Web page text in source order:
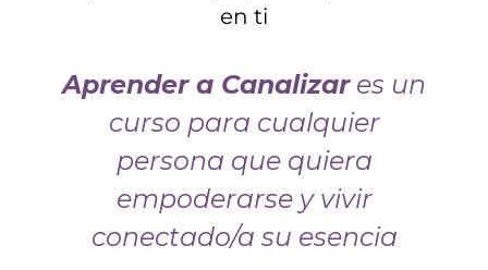
en ti
Aprender a Canalizares un
curso para cualquier
persona que quiera
empoderarse y vivir
conectado/a su esencia